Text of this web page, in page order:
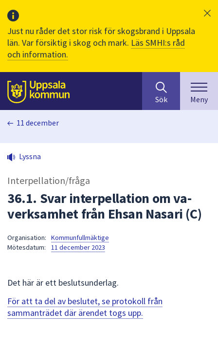
Just nu råder det stor risk för skogsbrand i Uppsala
län. Var försiktig i skog och mark. Läs SMHI:s råd
och information.
Till sidans
huvudinnehåll
efter
innehåll
på
sökfältet
kommer
sökförslag
för
att
navigera
Sök Meny
11 december
Lyssna
Interpellation/fråga
36.1. Svar interpellation om va-
verksamhet från Ehsan Nasari (C)
Organisation:
Kommunfullmäktige
Mötesdatum:
11 december 2023
Det här är ett beslutsunderlag.
För att ta del av beslutet, se protokoll från
sammanträdet där ärendet togs upp.